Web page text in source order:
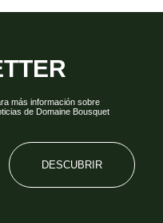
más información sobre
de Domaine Bousquet
DESCUBRIR